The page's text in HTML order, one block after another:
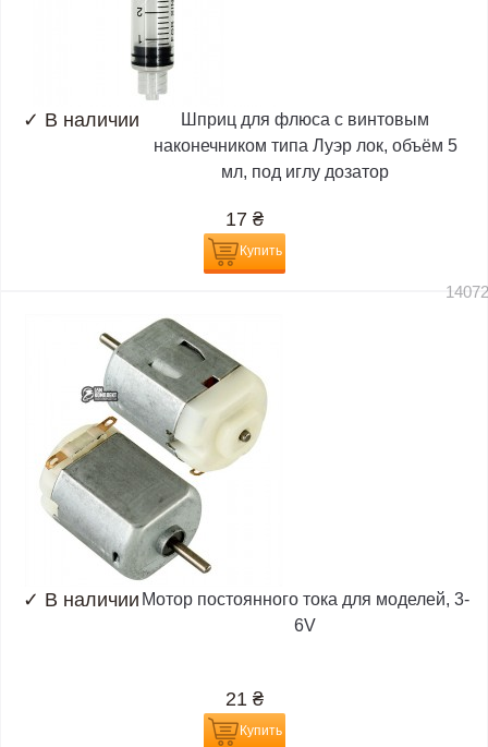
✓ В наличии
Шприц для флюса с винтовым
наконечником типа Луэр лок, объём 5
мл, под иглу дозатор
17 ₴
Купить
✓ В наличии Мотор постоянного тока для моделей, 3-
6V
21 ₴
Купить